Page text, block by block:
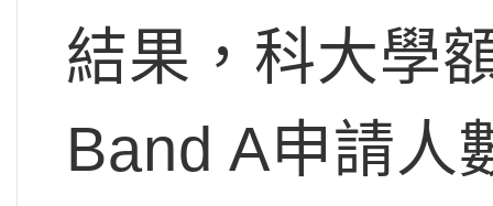
結果，科大學
Band A申請人